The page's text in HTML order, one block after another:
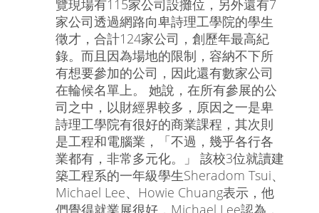
覽現場有115家公司設攤位，另外還有7
家公司透過網路向卑詩理工學院的學生
徵才，合計124家公司，創歷年最高紀
錄。而且因為場地的限制，容納不下所
有想要參加的公司，因此還有數家公司
在輪候名單上。 她說，在所有參展的公
司之中，以財經界較多，原因之一是卑
詩理工學院有很好的商業課程，其次則
是工程和電腦業，「不過，幾乎各行各
業都有，非常多元化。」 該校3位就讀建
築工程系的一年級學生Sheradom Tsui、
Michael Lee、Howie Chuang表示，他